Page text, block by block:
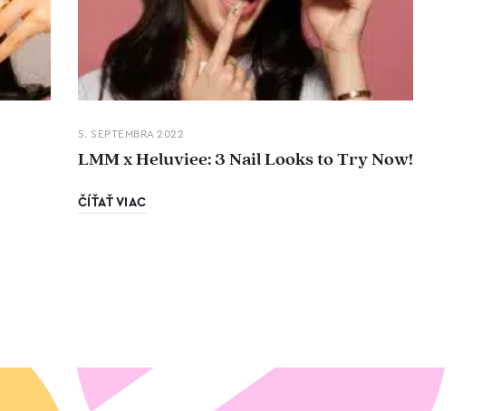
5. SEPTEMBRA 2022
LMM x Heluviee: 3 Nail Looks to Try Now!
ČÍŤAŤ VIAC